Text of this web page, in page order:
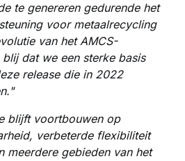
te genereren gedurende het
voor metaalrecycling
van het AMCS-
dat we een sterke basis
release die in 2022
blijft voortbouwen op
verbeterde flexibiliteit
meerdere gebieden van het